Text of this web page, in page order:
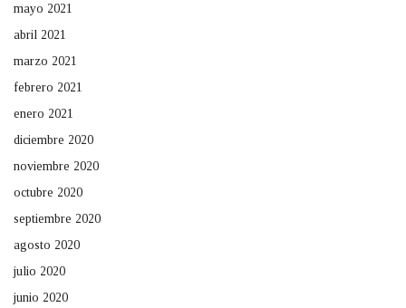
mayo 2021
abril 2021
marzo 2021
febrero 2021
enero 2021
diciembre 2020
noviembre 2020
octubre 2020
septiembre 2020
agosto 2020
julio 2020
junio 2020